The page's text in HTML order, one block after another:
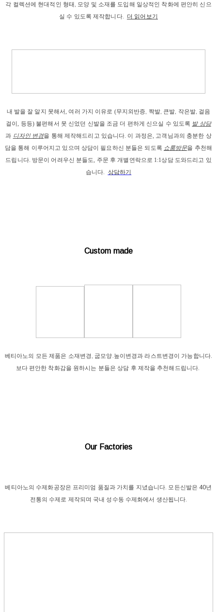
각 컬렉션에 현대적인 형태, 모양 및 소재를 도입해 일상적인 착화에 편안히 신으
실 수 있도록 제작합니다. 더 읽어보기
내 발을 잘 알지 못해서, 여러 가지 이유로 (무지외반증, 짝발, 큰발, 작은발, 걸음
걸이, 등등) 불편해서 못 신었던 신발을 조금 더 편하게 신으실 수 있도록 발 상담
과 디자인 변경을 통해 제작해드리고 있습니다. 이 과정은, 고객님과의 충분한 상
담을 통해 이루어지고 있으며 상담이 필요하신 분들은 되도록 쇼룸방문을 추천해
드립니다. 방문이 어려우신 분들도, 주문 후 개별연락으로 1:1상담 도와드리고 있
습니다. 상담하기
Custom made
베티아노의 모든 제품은 소재변경, 굽모양.높이변경과 라스트변경이 가능합니다.
보다 편안한 착화감을 원하시는 분들은 상담 후 제작을 추천해드립니다.
Our Factories
베티아노의 수제화공장은 프리미엄 품질과 가치를 지녔습니다. 모든신발은 40년
전통의 수제로 제작되며 국내 성수동 수제화에서 생산됩니다.